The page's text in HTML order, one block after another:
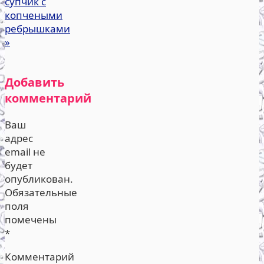
копчеными
ребрышками
»
Добавить
комментарий
Ваш
адрес
email не
будет
опубликован.
Обязательные
поля
помечены
*
Комментарий